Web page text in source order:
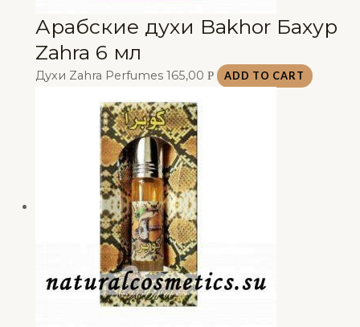
Арабские духи Bakhor Бахур
Zahra 6 мл
Духи Zahra Perfumes 165,00 Р ADD TO CART